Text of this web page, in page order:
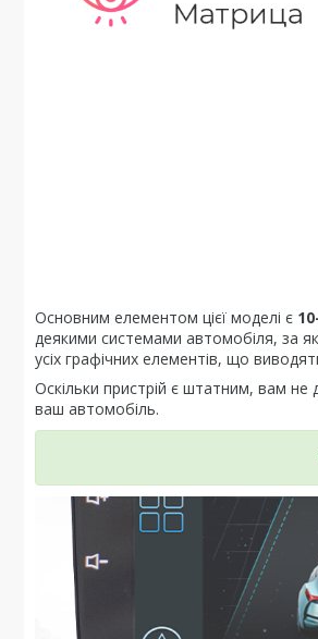
Основним елементом цієї моделі є
деякими системами автомобіля, за
усіх графічних елементів, що
Оскільки пристрій є штатним, вам не
ваш автомобіль.